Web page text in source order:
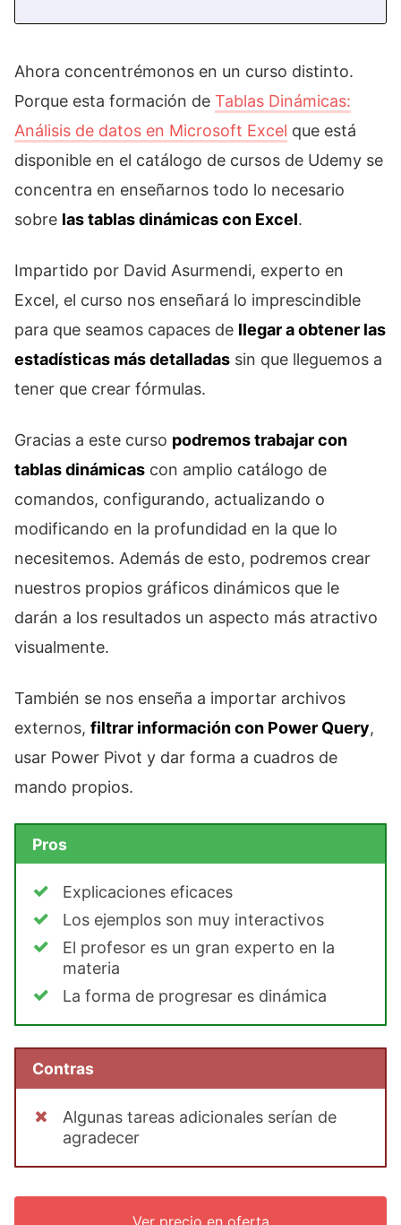
Ahora concentrémonos en un curso distinto.
Porque esta formación de Tablas Dinámicas:
Análisis de datos en Microsoft Excel que está
disponible en el catálogo de cursos de Udemy se
concentra en enseñarnos todo lo necesario
sobre las tablas dinámicas con Excel.
Impartido por David Asurmendi, experto en
Excel, el curso nos enseñará lo imprescindible
para que seamos capaces de llegar a obtener las
estadísticas más detalladas sin que lleguemos a
tener que crear fórmulas.
Gracias a este curso podremos trabajar con
tablas dinámicas con amplio catálogo de
comandos, configurando, actualizando o
modificando en la profundidad en la que lo
necesitemos. Además de esto, podremos crear
nuestros propios gráficos dinámicos que le
darán a los resultados un aspecto más atractivo
visualmente.
También se nos enseña a importar archivos
externos, filtrar información con Power Query,
usar Power Pivot y dar forma a cuadros de
mando propios.
Pros
Explicaciones eficaces
Los ejemplos son muy interactivos
El profesor es un gran experto en la
materia
La forma de progresar es dinámica
Contras
Algunas tareas adicionales serían de
agradecer
Ver precio en oferta